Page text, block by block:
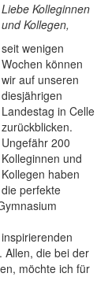
Liebe Kolleginnen
und Kollegen,
seit wenigen
Wochen können
wir auf unseren
diesjährigen
Landestag in Celle
zurückblicken.
Ungefähr 200
Kolleginnen und
Kollegen haben
die perfekte
Allen, die bei der
möchte ich für